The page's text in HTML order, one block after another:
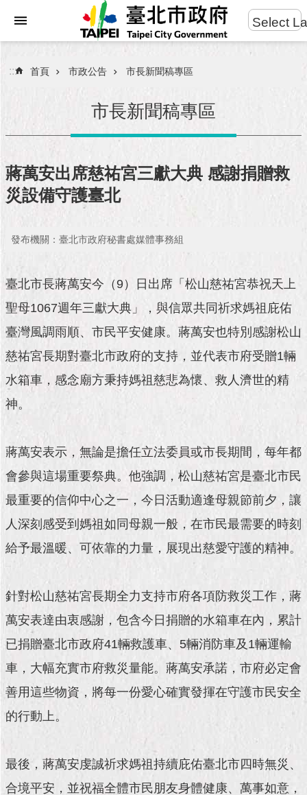
進
搜
民
服
務
府
隊
市
政
公
告
施
政
及
成
果
政
料
發
現
北
動
主
題
民
Select
::: 首頁 市政公告 市長新聞稿專區
市長新聞稿專區
蔣萬安出席慈祐宮三獻大典 感謝捐贈救
災設備守護臺北
發布機關：臺北市政府秘書處媒體事務組
臺北市長蔣萬安今（9）日出席「松山慈祐宮恭祝天上
聖母1067週年三獻大典」，與信眾共同祈求媽祖庇佑
臺灣風調雨順、市民平安健康。蔣萬安也特別感謝松山
慈祐宮長期對臺北市政府的支持，並代表市府受贈1輛
水箱車，感念廟方秉持媽祖慈悲為懷、救人濟世的精
神。
蔣萬安表示，無論是擔任立法委員或市長期間，每年都
會參與這場重要祭典。他強調，松山慈祐宮是臺北市民
最重要的信仰中心之一，今日活動適逢母親節前夕，讓
人深刻感受到媽祖如同母親一般，在市民最需要的時刻
給予最溫暖、可依靠的力量，展現出慈愛守護的精神。
針對松山慈祐宮長期全力支持市府各項防救災工作，蔣
萬安表達由衷感謝，包含今日捐贈的水箱車在內，累計
已捐贈臺北市政府41輛救護車、5輛消防車及1輛運輸
車，大幅充實市府救災量能。蔣萬安承諾，市府必定會
善用這些物資，將每一份愛心確實發揮在守護市民安全
的行動上。
最後，蔣萬安虔誠祈求媽祖持續庇佑臺北市四時無災、
合境平安，並祝福全體市民朋友身體健康、萬事如意，